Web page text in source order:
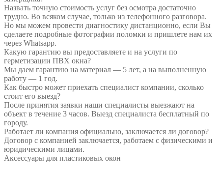
Назвать точную стоимость услуг без осмотра достаточно
трудно. Во всяком случае, только из телефонного разговора.
Но мы можем провести диагностику дистанционно, если Вы
сделаете подробные фотографии поломки и пришлете нам их
через Whatsapp.
Какую гарантию вы предоставляете и на услуги по
герметизации ПВХ окна?
Мы даем гарантию на материал — 5 лет, а на выполненную
работу — 1 год.
Как быстро может приехать специалист компании, сколько
стоит его выезд?
После принятия заявки наши специалисты выезжают на
объект в течение 3 часов. Выезд специалиста бесплатный по
городу.
Работает ли компания официально, заключается ли договор?
Договор с компанией заключается, работаем с физическими и
юридическими лицами.
Аксессуары для пластиковых окон